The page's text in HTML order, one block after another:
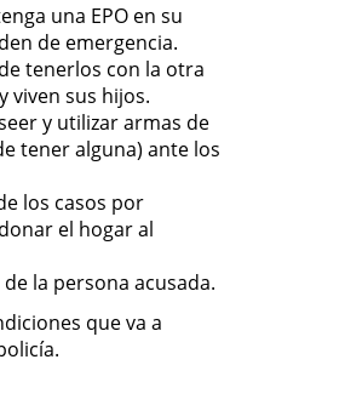
una EPO en su
de emergencia.
tenerlos con la otra
viven sus hijos.
y utilizar armas de
tener alguna) ante los
los casos por
el hogar al
la persona acusada.
que va a